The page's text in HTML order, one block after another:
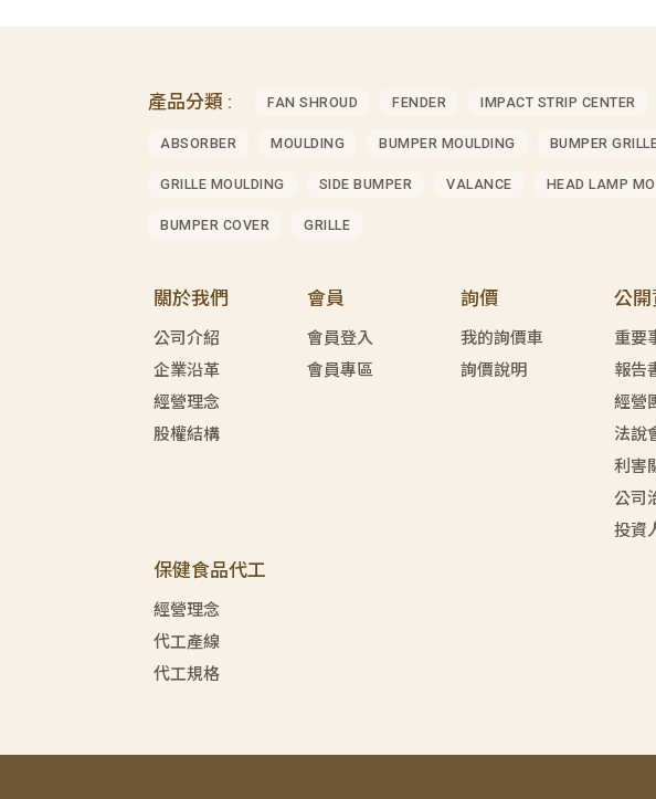
產品分類 : FAN SHROUD FENDER IMPACT STRIP CENTER
ABSORBER MOULDING BUMPER MOULDING BUMPER
GRILLE MOULDING SIDE BUMPER VALANCE HEAD LAMP
BUMPER COVER GRILLE
關於我們
公司介紹
企業沿革
經營理念
股權結構
會員
會員登入
會員專區
詢價
我的詢價車
詢價說明
公開
重要
報告
經營
法說
利害
公司
投資
保健食品代工
經營理念
代工產線
代工規格